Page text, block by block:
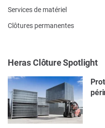
Services de matériel
Clôtures permanentes
Heras Clôture Spotlight